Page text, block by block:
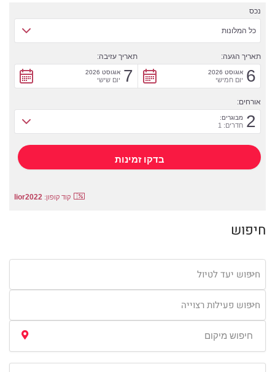
נכס
כל המלונות
תאריך הגעה:
6 אוגוסט 2026
יום חמישי
תאריך עזיבה:
7 אוגוסט 2026
יום שישי
אורחים:
2 מבוגרים:
חדרים: 1
קוד קופון: lior2022
חיפוש
חיפוש יעד לטיול
חיפוש פעילות רצוייה